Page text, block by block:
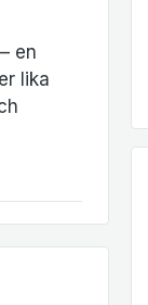
en
lika